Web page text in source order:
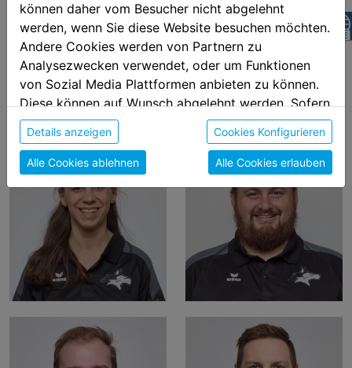
Montag 17:30 – 19:00 Uhr
Mittwoch 17:30 – 19:00 Uhr
Coaches
können daher vom Besucher nicht abgelehnt
werden, wenn Sie diese Website besuchen möchten.
Andere Cookies werden von Partnern zu
Analysezwecken verwendet, oder um Funktionen
von Sozial Media Plattformen anbieten zu können.
Diese können auf Wunsch abgelehnt werden. Sofern
sie unsere Webseite weiter nutzen, geben Sie
Einwilligung zu unseren Cookies.
Details anzeigen Cookies Konfigurieren
Alle Cookies ablehnen Alle Cookies erlauben